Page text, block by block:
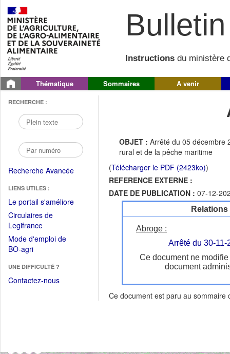
Instructions du ministère
Thématique Sommaires A venir
RECHERCHE :
Recherche Avancée
LIENS UTILES :
Le portail s'améliore(Fichier
Circulaires de
Legifrance(Ouvrir
dans
une
fenêtre)
Mode d'emploi de
BO-agri(Ouvrir
une
nouvelle
UNE DIFFICULTÉ ?
Contactez-nous
OBJET : Arrêté du 05 décembre
rural et de la pêche maritime
(Télécharger le PDF (2423ko))
REFERENCE EXTERNE :
DATE DE PUBLICATION : 07-12-
Abroge :
Arrêté du 30-11-
Ce document ne
document
Ce document est paru au sommaire